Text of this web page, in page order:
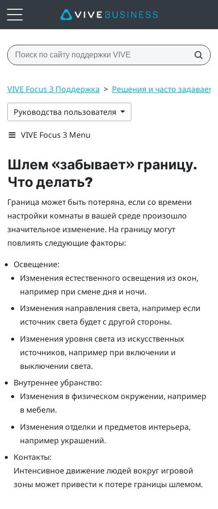
VIVE Focus 3 Поддержка > Решения и часто
Руководства пользователя
VIVE Focus 3 Menu
Шлем «забывает» границу.
Что делать?
Граница может быть потеряна, если со времени
настройки комнаты в вашей среде произошло
значительное изменение. На границу могут
повлиять следующие факторы:
Освещение:
Изменения естественного освещения из окон,
например при смене дня и ночи.
Изменения направления света, например если
источник света будет с другой стороны.
Изменения уровня света из искусственных
источников, например при включении и
выключении света.
Внутреннее убранство:
Изменения в физическом окружении, например
в мебели.
Изменения отделки и предметов интерьера,
например украшений.
Контакты:
Интенсивное движение людей вокруг игровой
зоны может привести к потере границы шлемом.